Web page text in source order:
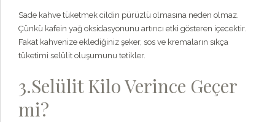
Sade kahve tüketmek cildin pürüzlü olmasına neden olmaz.
Çünkü kafein yağ oksidasyonunu artırıcı etki gösteren içecektir.
Fakat kahvenize eklediğiniz şeker, sos ve kremaların sıkça
tüketimi selülit oluşumunu tetikler.
3.Selülit Kilo Verince Geçer
mi?